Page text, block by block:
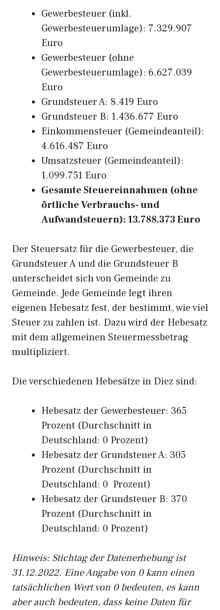
Gewerbesteuer (inkl.
Gewerbesteuerumlage): 7.329.907
Euro
Gewerbesteuer (ohne
Gewerbesteuerumlage): 6.627.039
Euro
Grundsteuer A: 8.419 Euro
Grundsteuer B: 1.436.677 Euro
Einkommensteuer (Gemeindeanteil):
4.616.487 Euro
Umsatzsteuer (Gemeindeanteil):
1.099.751 Euro
Gesamte Steuereinnahmen (ohne
örtliche Verbrauchs- und
Aufwandsteuern): 13.788.373 Euro
Der Steuersatz für die Gewerbesteuer, die
Grundsteuer A und die Grundsteuer B
unterscheidet sich von Gemeinde zu
Gemeinde. Jede Gemeinde legt ihren
eigenen Hebesatz fest, der bestimmt, wie viel
Steuer zu zahlen ist. Dazu wird der Hebesatz
mit dem allgemeinen Steuermessbetrag
multipliziert.
Die verschiedenen Hebesätze in Diez sind:
Hebesatz der Gewerbesteuer: 365
Prozent (Durchschnitt in
Deutschland: 0 Prozent)
Hebesatz der Grundsteuer A: 305
Prozent (Durchschnitt in
Deutschland: 0 Prozent)
Hebesatz der Grundsteuer B: 370
Prozent (Durchschnitt in
Deutschland: 0 Prozent)
Hinweis: Stichtag der Datenerhebung ist
31.12.2022. Eine Angabe von 0 kann einen
tatsächlichen Wert von 0 bedeuten, es kann
aber auch bedeuten, dass keine Daten für